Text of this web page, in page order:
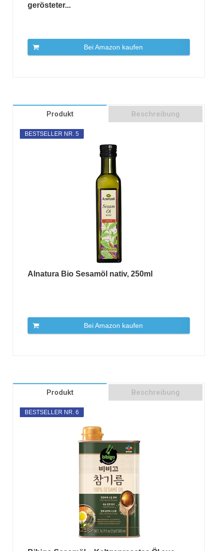
gerösteter...
Bei Amazon kaufen
Produkt Beschreibung
BESTSELLER NR. 5
Alnatura Bio Sesamöl nativ, 250ml
Bei Amazon kaufen
Produkt Beschreibung
BESTSELLER NR. 6